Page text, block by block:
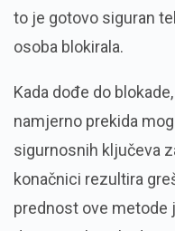
to je gotovo siguran
osoba blokirala.
Kada dođe do
namjerno prekida
sigurnosnih ključeva
konačnici rezultira
prednost ove metode